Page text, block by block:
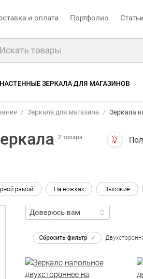
и оплата Портфолио Статьи
НАСТЕННЫЕ ЗЕРКАЛА ДЛЯ МАГАЗИНОВ
Зеркала для магазина Зеркала
2 товара
рамой На ножках Высокие
Сбросить фильтр